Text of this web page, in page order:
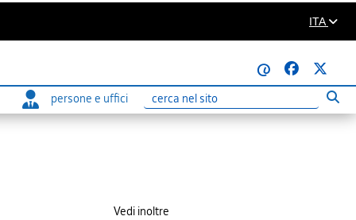
ITA
@
persone e uffici
Ricerca
Vedi inoltre